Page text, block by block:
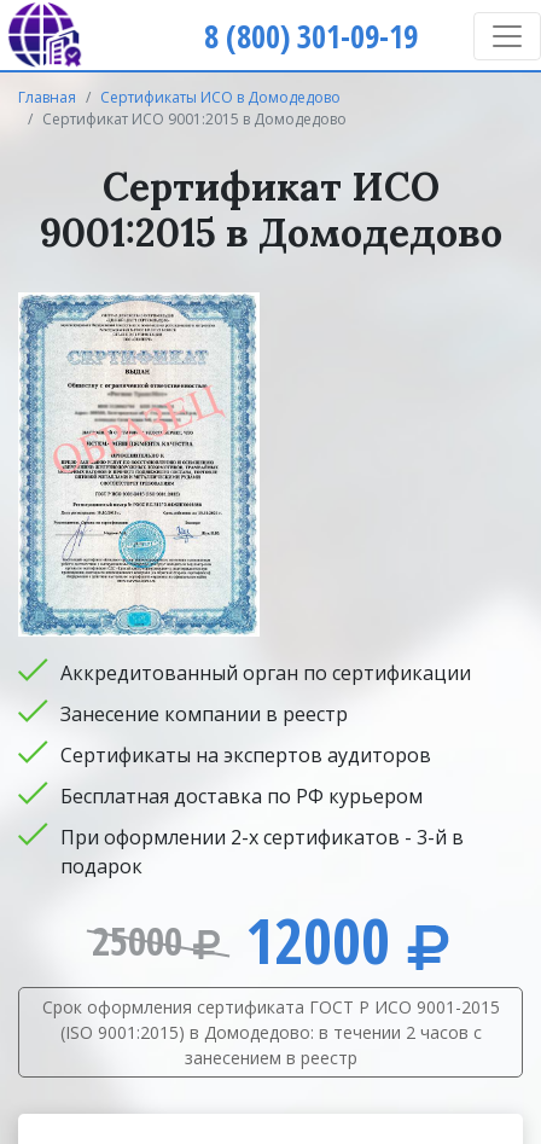
8 (800) 301-09-19
Главная
Сертификаты ИСО в Домодедово
Сертификат ИСО 9001:2015 в Домодедово
Сертификат ИСО
9001:2015 в Домодедово
Аккредитованный орган по сертификации
Занесение компании в реестр
Сертификаты на экспертов аудиторов
Бесплатная доставка по РФ курьером
При оформлении 2-х сертификатов - 3-й в
подарок
25000 12000
Срок оформления сертификата ГОСТ Р ИСО 9001-2015
(ISO 9001:2015) в Домодедово: в течении 2 часов с
занесением в реестр